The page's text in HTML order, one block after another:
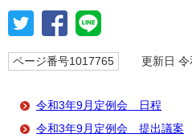
ページ番号1017765 更新日 令
令和3年9月定例会 日程
令和3年9月定例会 提出議案